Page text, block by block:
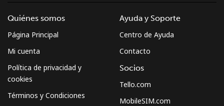
Quiénes somos
Página Principal
Mi cuenta
Política de privacidad y
cookies
Términos y Condiciones
Ayuda y Soporte
Centro de Ayuda
Contacto
Socios
Tello.com
MobileSIM.com